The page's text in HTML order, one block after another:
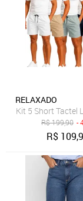
RELAXADO
Kit 5 Short Tactel
R$199,90 -
R$